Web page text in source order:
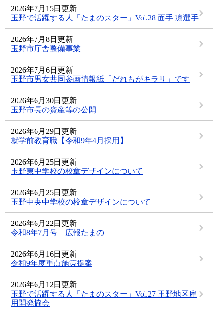
2026年7月15日更新
玉野で活躍する人「たまのスター」Vol.28 面手 凛選手
2026年7月8日更新
玉野市庁舎整備事業
2026年7月6日更新
玉野市男女共同参画情報紙「だれもがキラリ」です
2026年6月30日更新
玉野市長の資産等の公開
2026年6月29日更新
就学前教育職【令和9年4月採用】
2026年6月25日更新
玉野東中学校の校章デザインについて
2026年6月25日更新
玉野中央中学校の校章デザインについて
2026年6月22日更新
令和8年7月号 広報たまの
2026年6月16日更新
令和9年度重点施策提案
2026年6月12日更新
玉野で活躍する人「たまのスター」Vol.27 玉野地区雇
用開発協会